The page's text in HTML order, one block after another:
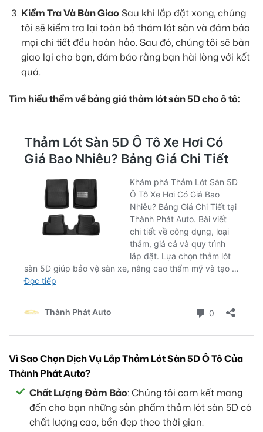
Kiểm Tra Và Bàn Giao Sau khi lắp đặt xong, chúng
tôi sẽ kiểm tra lại toàn bộ thảm lót sàn và đảm bảo
mọi chi tiết đều hoàn hảo. Sau đó, chúng tôi sẽ bàn
giao lại cho bạn, đảm bảo rằng bạn hài lòng với kết
quả.
Tìm hiểu thểm về bảng giá thảm lót sàn 5D cho ô tô:
Vì Sao Chọn Dịch Vụ Lắp Thảm Lót Sàn 5D Ô Tô Của
Thành Phát Auto?
Chất Lượng Đảm Bảo: Chúng tôi cam kết mang
đến cho bạn những sản phẩm thảm lót sàn 5D có
chất lượng cao, bền đẹp theo thời gian.